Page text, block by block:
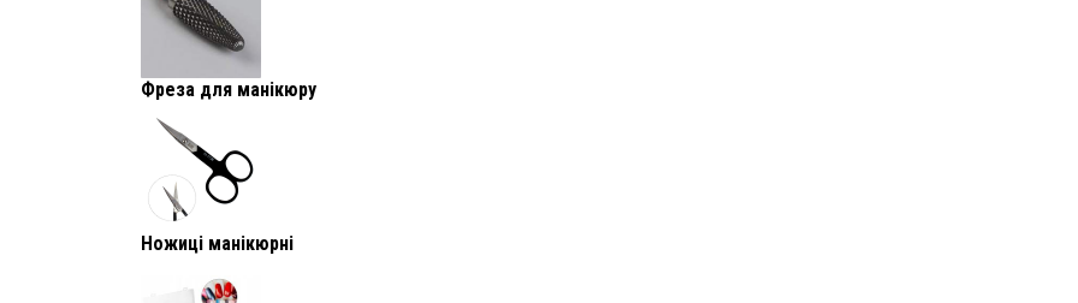
Фреза для манікюру
Ножиці манікюрні